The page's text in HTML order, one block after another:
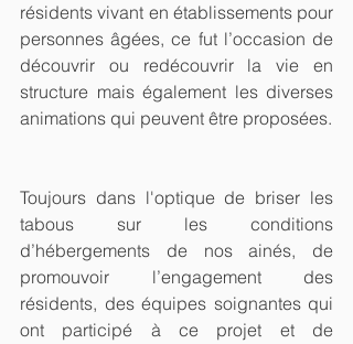
résidents vivant en établissements pour
personnes âgées, ce fut l’occasion de
découvrir ou redécouvrir la vie en
structure mais également les diverses
animations qui peuvent être proposées.
Toujours dans l'optique de briser les
tabous sur les conditions
d’hébergements de nos ainés, de
promouvoir l’engagement des
résidents, des équipes soignantes qui
ont participé à ce projet et de